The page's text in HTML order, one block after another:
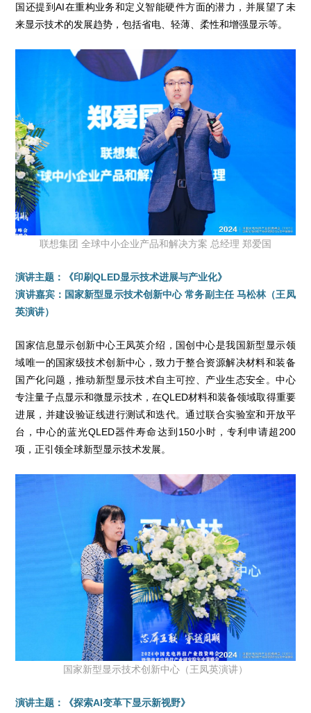
国还提到AI在重构业务和定义智能硬件方面的潜力，并展望了未
来显示技术的发展趋势，包括省电、轻薄、柔性和增强显示等。
联想集团 全球中小企业产品和解决方案 总经理 郑爱国
演讲主题：《印刷QLED显示技术进展与产业化》
演讲嘉宾：国家新型显示技术创新中心 常务副主任 马松林（王凤
英演讲）
国家信息显示创新中心王凤英介绍，国创中心是我国新型显示领
域唯一的国家级技术创新中心，致力于整合资源解决材料和装备
国产化问题，推动新型显示技术自主可控、产业生态安全。中心
专注量子点显示和微显示技术，在QLED材料和装备领域取得重要
进展，并建设验证线进行测试和迭代。通过联合实验室和开放平
台，中心的蓝光QLED器件寿命达到150小时，专利申请超200
项，正引领全球新型显示技术发展。
国家新型显示技术创新中心（王凤英演讲）
演讲主题：《探索AI变革下显示新视野》